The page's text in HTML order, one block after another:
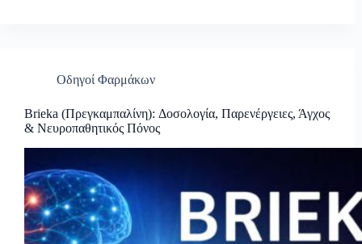
Οδηγοί Φαρμάκων
Brieka (Πρεγκαμπαλίνη): Δοσολογία, Παρενέργειες, Άγχος
& Νευροπαθητικός Πόνος